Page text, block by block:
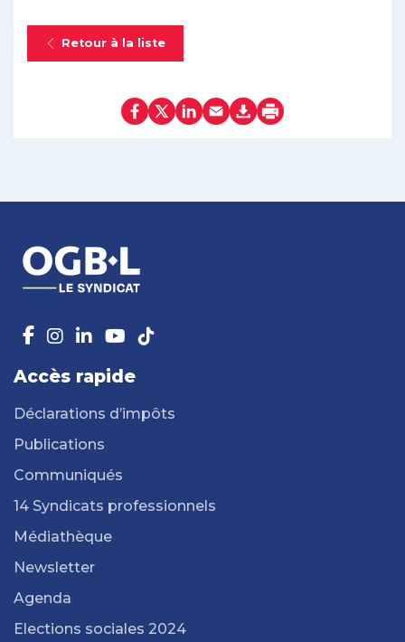
Retour à la liste
Accès rapide
Déclarations d’impôts
Publications
Communiqués
14 Syndicats professionnels
Médiathèque
Newsletter
Agenda
Elections sociales 2024